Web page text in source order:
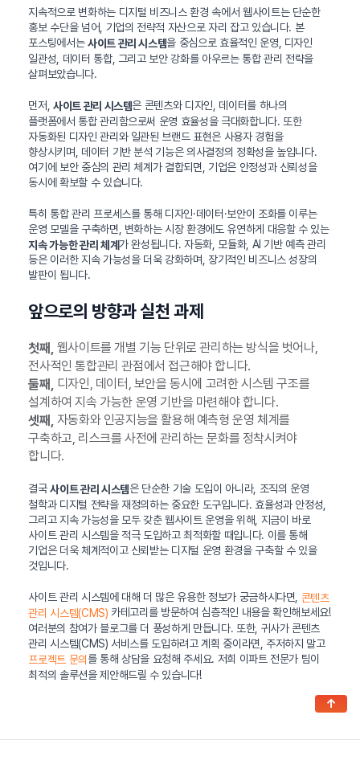
지속적으로 변화하는 디지털 비즈니스 환경 속에서 웹사이트는 단순한
홍보 수단을 넘어, 기업의 전략적 자산으로 자리 잡고 있습니다. 본
포스팅에서는사이트 관리 시스템을 중심으로 효율적인 운영, 디자인
일관성, 데이터 통합, 그리고 보안 강화를 아우르는 통합 관리 전략을
살펴보았습니다.
먼저, 사이트 관리 시스템은 콘텐츠와 디자인, 데이터를 하나의
플랫폼에서 통합 관리함으로써 운영 효율성을 극대화합니다. 또한
자동화된 디자인 관리와 일관된 브랜드 표현은 사용자 경험을
향상시키며, 데이터 기반 분석 기능은 의사결정의 정확성을 높입니다.
여기에 보안 중심의 관리 체계가 결합되면, 기업은 안정성과 신뢰성을
동시에 확보할 수 있습니다.
특히 통합 관리 프로세스를 통해 디자인·데이터·보안이 조화를 이루는
운영 모델을 구축하면, 변화하는 시장 환경에도 유연하게 대응할 수 있는
지속 가능한 관리 체계가 완성됩니다. 자동화, 모듈화, AI 기반 예측 관리
등은 이러한 지속 가능성을 더욱 강화하며, 장기적인 비즈니스 성장의
발판이 됩니다.
앞으로의 방향과 실천 과제
첫째, 웹사이트를 개별 기능 단위로 관리하는 방식을 벗어나,
전사적인 통합관리 관점에서 접근해야 합니다.
둘째, 디자인, 데이터, 보안을 동시에 고려한 시스템 구조를
설계하여 지속 가능한 운영 기반을 마련해야 합니다.
셋째, 자동화와 인공지능을 활용해 예측형 운영 체계를
구축하고, 리스크를 사전에 관리하는 문화를 정착시켜야
합니다.
결국사이트 관리 시스템은 단순한 기술 도입이 아니라, 조직의 운영
철학과 디지털 전략을 재정의하는 중요한 도구입니다. 효율성과 안정성,
그리고 지속 가능성을 모두 갖춘 웹사이트 운영을 위해, 지금이 바로
사이트 관리 시스템을 적극 도입하고 최적화할 때입니다. 이를 통해
기업은 더욱 체계적이고 신뢰받는 디지털 운영 환경을 구축할 수 있을
것입니다.
사이트 관리 시스템에 대해 더 많은 유용한 정보가 궁금하시다면, 콘텐츠
관리 시스템(CMS) 카테고리를 방문하여 심층적인 내용을 확인해보세요!
여러분의 참여가 블로그를 더 풍성하게 만듭니다. 또한, 귀사가 콘텐츠
관리 시스템(CMS) 서비스를 도입하려고 계획 중이라면, 주저하지 말고
프로젝트 문의 를 통해 상담을 요청해 주세요. 저희 이파트 전문가 팀이
최적의 솔루션을 제안해드릴 수 있습니다!
↑